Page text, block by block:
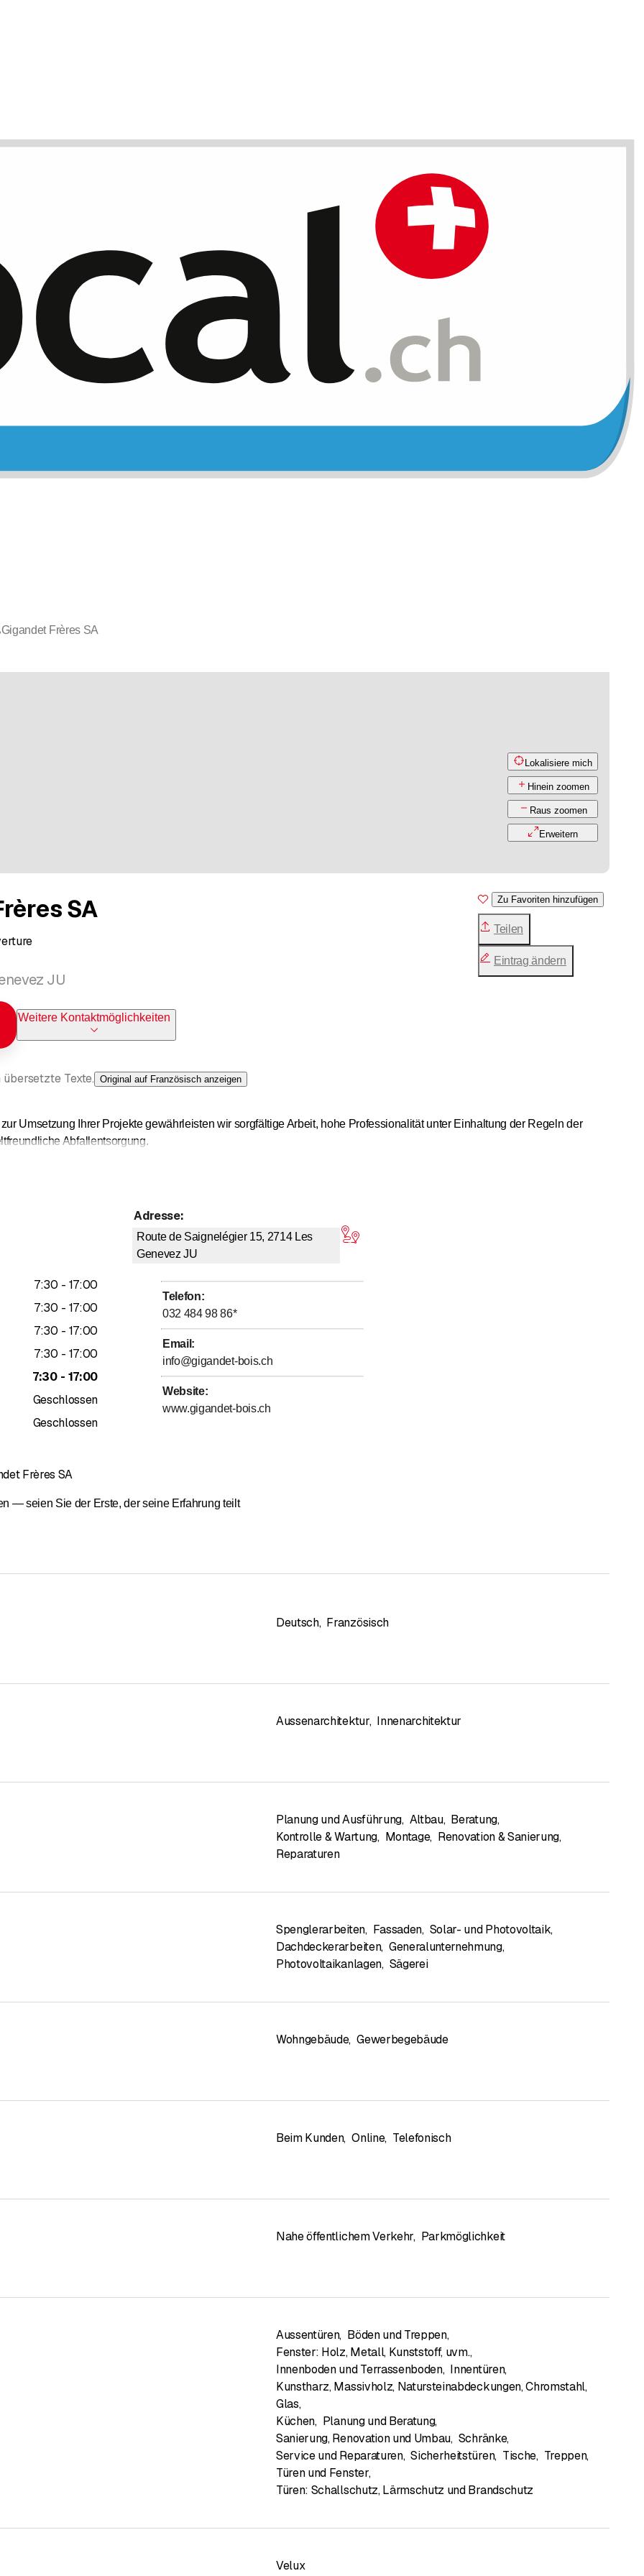
Lokalisiere mich
Hinein zoomen
Raus zoomen
Erweitern
SA
JU
Weitere Kontaktmöglichkeiten
Zu Favoriten hinzufügen
Teilen
Eintrag ändern
Texte. Original auf Französisch anzeigen
Umsetzung Ihrer Projekte gewährleisten wir sorgfältige Arbeit, hohe Professionalität unter Einhaltung der Regeln der
Abfallentsorgung.
im Wald über:
zu 50–80 % in unseren Werkstätten durchgeführt.
mit unseren Lieferanten
Überwachung der Arbeiten
alle Projekte und kümmern uns um die technische Organisation, Logistik und Durchführung. Wir gewährleisten eine
Ihrer Arbeiten. Sie können sich auf das uneingeschränkte Engagement unserer Mitarbeiter verlassen, die sich um die
Gelände werden die Stämme gemäß den kundenspezifischen Schnittlisten geschnitten. Die Stämme, deren Länge
Seiten-Hobelmaschine, Trocknungszelle, Weichbehälter usw.). Alle diese Anlagen sind mit modernster Technologie
können Sie sich auf unsere langjährige Erfahrung und unser Know-how verlassen. Da jeder Kunde unterschiedliche
an.
7:30 - bis
17:00
7:30 - bis
17:00
7:30 - bis
17:00
7:30 - bis
17:00
7:30 - bis
17:00
Geschlossen
Geschlossen
Adresse:
Route de Saignelégier 15, 2714 Les
Genevez JU
Telefon:
032 484 98 86*
Email :
info@gigandet-bois.ch
Website:
www.gigandet-bois.ch
Frères SA
— seien Sie der Erste, der seine Erfahrung teilt
Deutsch, Französisch
Aussenarchitektur, Innenarchitektur
Planung und Ausführung, Altbau, Beratung,
Kontrolle & Wartung, Montage, Renovation & Sanierung,
Reparaturen
Spenglerarbeiten, Fassaden, Solar- und Photovoltaik,
Dachdeckerarbeiten, Generalunternehmung,
Photovoltaikanlagen, Sägerei
Wohngebäude, Gewerbegebäude
Beim Kunden, Online, Telefonisch
Nahe öffentlichem Verkehr, Parkmöglichkeit
Aussentüren, Böden und Treppen,
Fenster: Holz, Metall, Kunststoff, uvm.,
Innenboden und Terrassenboden, Innentüren,
Kunstharz, Massivholz, Natursteinabdeckungen, Chromstahl,
Glas,
Küchen, Planung und Beratung,
Sanierung, Renovation und Umbau, Schränke,
Service und Reparaturen, Sicherheitstüren, Tische, Treppen,
Türen und Fenster,
Türen: Schallschutz, Lärmschutz und Brandschutz
Velux
Gigandet Frères SA